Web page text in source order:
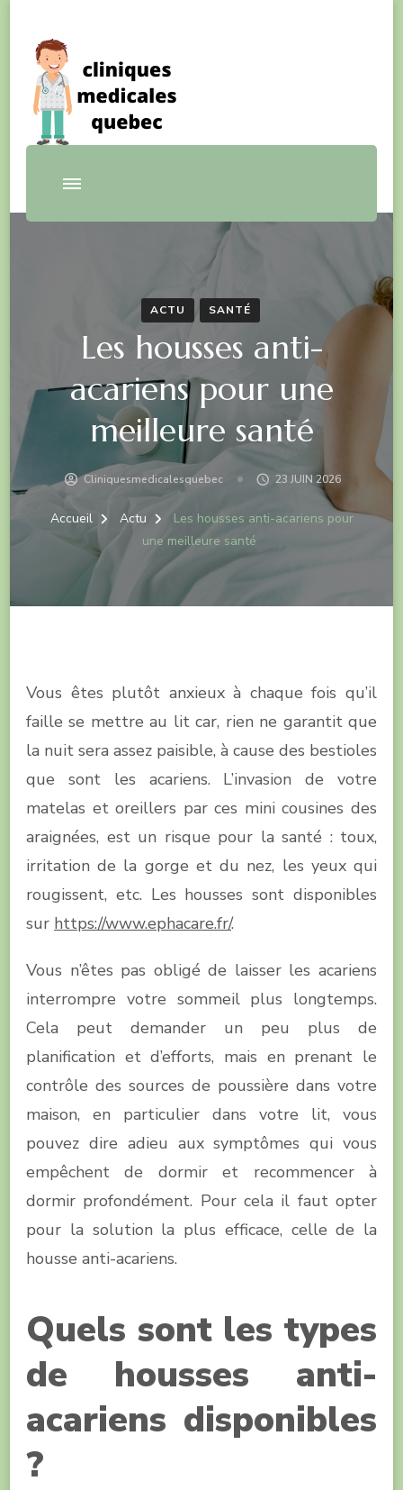
Cliniquesmedicalesquebec
blog santé
ACTU SANTÉ
Les housses anti-
acariens pour une
meilleure santé
Cliniquesmedicalesquebec 23 JUIN 2026
Accueil Actu
Les housses anti-acariens pour
une meilleure santé
Vous êtes plutôt anxieux à chaque fois qu’il
faille se mettre au lit car, rien ne garantit que
la nuit sera assez paisible, à cause des bestioles
que sont les acariens. L’invasion de votre
matelas et oreillers par ces mini cousines des
araignées, est un risque pour la santé : toux,
irritation de la gorge et du nez, les yeux qui
rougissent, etc. Les housses sont disponibles
sur https://www.ephacare.fr/.
Vous n’êtes pas obligé de laisser les acariens
interrompre votre sommeil plus longtemps.
Cela peut demander un peu plus de
planification et d’efforts, mais en prenant le
contrôle des sources de poussière dans votre
maison, en particulier dans votre lit, vous
pouvez dire adieu aux symptômes qui vous
empêchent de dormir et recommencer à
dormir profondément. Pour cela il faut opter
pour la solution la plus efficace, celle de la
housse anti-acariens.
Quels sont les types
de housses anti-
acariens disponibles
?